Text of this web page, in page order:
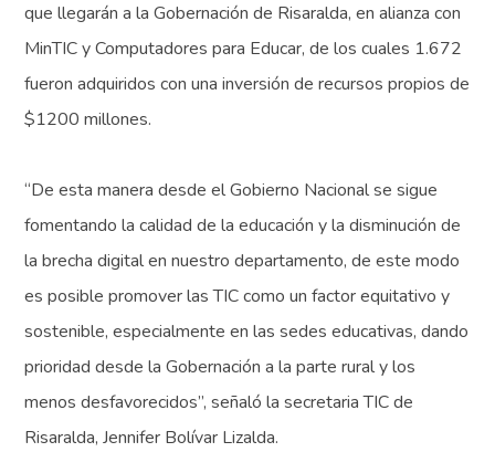
que llegarán a la Gobernación de Risaralda, en alianza con
MinTIC y Computadores para Educar, de los cuales 1.672
fueron adquiridos con una inversión de recursos propios de
$1200 millones.
“De esta manera desde el Gobierno Nacional se sigue
fomentando la calidad de la educación y la disminución de
la brecha digital en nuestro departamento, de este modo
es posible promover las TIC como un factor equitativo y
sostenible, especialmente en las sedes educativas, dando
prioridad desde la Gobernación a la parte rural y los
menos desfavorecidos”, señaló la secretaria TIC de
Risaralda, Jennifer Bolívar Lizalda.